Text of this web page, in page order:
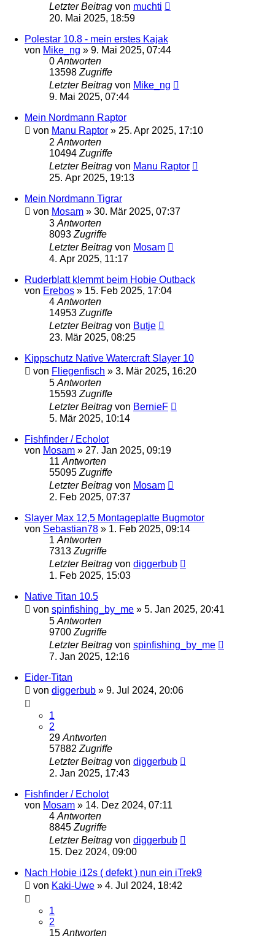
Letzter Beitrag von muchti
20. Mai 2025, 18:59
Polestar 10.8 - mein erstes Kajak
von Mike_ng » 9. Mai 2025, 07:44
0 Antworten
13598 Zugriffe
Letzter Beitrag von Mike_ng
9. Mai 2025, 07:44
Mein Nordmann Raptor
von Manu Raptor » 25. Apr 2025, 17:10
2 Antworten
10494 Zugriffe
Letzter Beitrag von Manu Raptor
25. Apr 2025, 19:13
Mein Nordmann Tigrar
von Mosam » 30. Mär 2025, 07:37
3 Antworten
8093 Zugriffe
Letzter Beitrag von Mosam
4. Apr 2025, 11:17
Ruderblatt klemmt beim Hobie Outback
von Erebos » 15. Feb 2025, 17:04
4 Antworten
14953 Zugriffe
Letzter Beitrag von Butje
23. Mär 2025, 08:25
Kippschutz Native Watercraft Slayer 10
von Fliegenfisch » 3. Mär 2025, 16:20
5 Antworten
15593 Zugriffe
Letzter Beitrag von BernieF
5. Mär 2025, 10:14
Fishfinder / Echolot
von Mosam » 27. Jan 2025, 09:19
11 Antworten
55095 Zugriffe
Letzter Beitrag von Mosam
2. Feb 2025, 07:37
Slayer Max 12,5 Montageplatte Bugmotor
von Sebastian78 » 1. Feb 2025, 09:14
1 Antworten
7313 Zugriffe
Letzter Beitrag von diggerbub
1. Feb 2025, 15:03
Native Titan 10.5
von spinfishing_by_me » 5. Jan 2025, 20:41
5 Antworten
9700 Zugriffe
Letzter Beitrag von spinfishing_by_me
7. Jan 2025, 12:16
Eider-Titan
von diggerbub » 9. Jul 2024, 20:06
1
2
29 Antworten
57882 Zugriffe
Letzter Beitrag von diggerbub
2. Jan 2025, 17:43
Fishfinder / Echolot
von Mosam » 14. Dez 2024, 07:11
4 Antworten
8845 Zugriffe
Letzter Beitrag von diggerbub
15. Dez 2024, 09:00
Nach Hobie i12s ( defekt ) nun ein iTrek9
von Kaki-Uwe » 4. Jul 2024, 18:42
1
2
15 Antworten